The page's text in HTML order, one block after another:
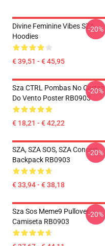
Divine Feminine Vibes SZA
Hoodies
€ 39,51 - € 45,95
-20%
Sza CTRL Pombas No Cartaz
Do Vento Poster RB0903
€ 18,21 - € 42,22
-20%
SZA, SZA SOS, SZA Concert
Backpack RB0903
€ 33,94 - € 38,18
-20%
Sza Sos Meme9 Pullover
Camiseta RB0903
-20%